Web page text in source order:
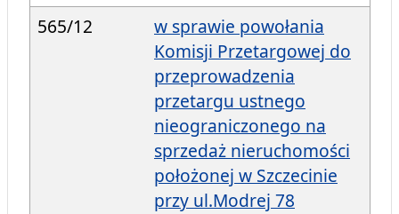
565/12
w sprawie powołania
Komisji Przetargowej do
przeprowadzenia
przetargu ustnego
nieograniczonego na
sprzedaż nieruchomości
położonej w Szczecinie
przy ul.Modrej 78